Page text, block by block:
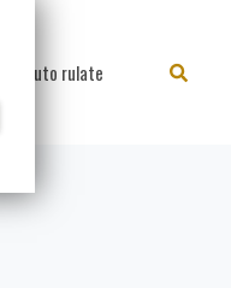
Auto rulate Search